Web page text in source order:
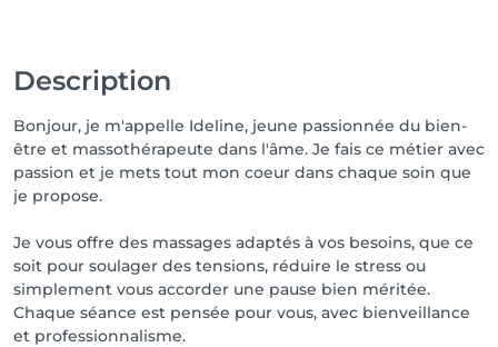
Votre rendez-vous doit être confirmé au minimum 48
heures à l’avance. Sans confirmation dans ce délai,
celui-ci pourra être automatiquement annulé.
❌ Politique d’annulation
Toute annulation ou modification doit être effectuée
au moins 48 heures avant le rendez-vous.
Passé ce délai, des frais d’annulation pourront être
appliqués.
Description
Bonjour, je m'appelle Ideline, jeune passionnée du bien-
être et massothérapeute dans l'âme. Je fais ce métier avec
passion et je mets tout mon coeur dans chaque soin que
je propose.
Je vous offre des massages adaptés à vos besoins, que ce
soit pour soulager des tensions, réduire le stress ou
simplement vous accorder une pause bien méritée.
Chaque séance est pensée pour vous, avec bienveillance
et professionnalisme.